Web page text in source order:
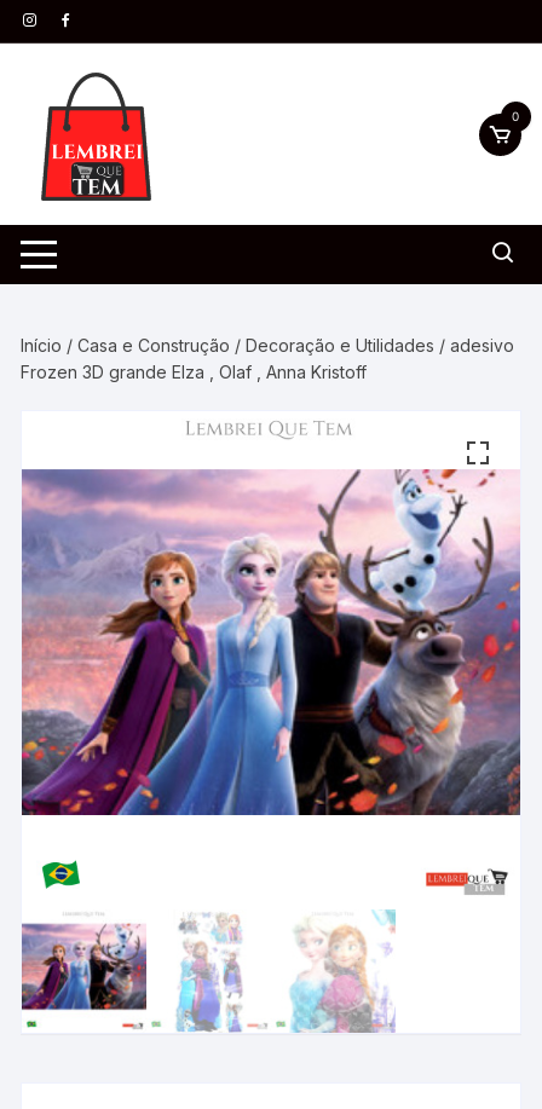
0
Início /Casa e Construção /Decoração e Utilidades / adesivo
Frozen 3D grande Elza , Olaf , Anna Kristoff